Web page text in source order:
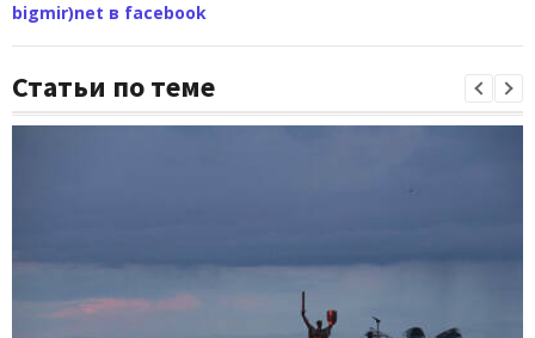
bigmir)net в facebook
Статьи по теме